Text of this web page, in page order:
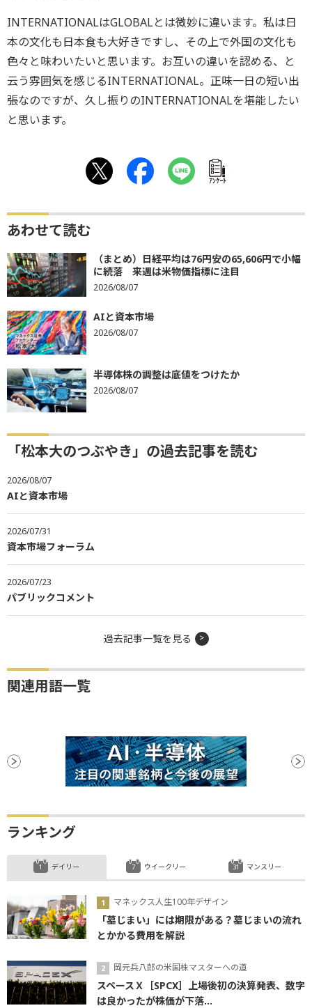
INTERNATIONALはGLOBALとは微妙に違います。私は日
本の文化も日本食も大好きですし、その上で外国の文化も
色々と味わいたいと思います。お互いの違いを認める、と
云う雰囲気を感じるINTERNATIONAL。正味一日の短い出
張なのですが、久し振りのINTERNATIONALを堪能したい
と思います。
ｱﾝｹｰﾄ
あわせて読む
（まとめ）日経平均は76円安の65,606円で小幅
に続落 来週は米物価指標に注目
2026/08/07
AIと資本市場
2026/08/07
半導体株の調整は底値をつけたか
2026/08/07
「松本大のつぶやき」の過去記事を読む
2026/08/07
AIと資本市場
2026/07/31
資本市場フォーラム
2026/07/23
パブリックコメント
過去記事一覧を見る
関連用語一覧
ランキング
デイリー
マネックス人生100年デザイン
「墓じまい」には期限がある？墓じまいの流れ
とかかる費用を解説
岡元兵八郎の米国株マスターへの道
スペースＸ［SPCX］上場後初の決算発表、数字
は良かったが株価が下落...
ウイークリー マンスリー